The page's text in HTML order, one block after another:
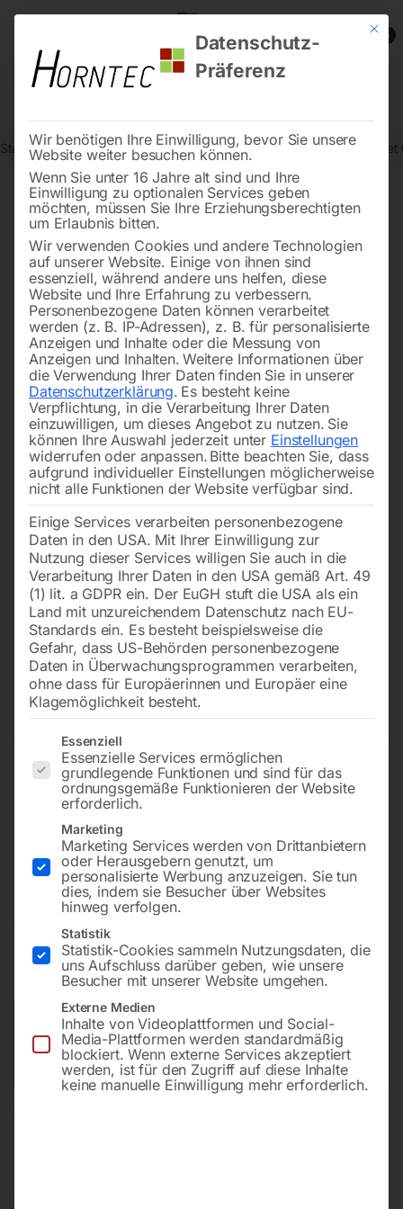
0
Start Werkstatttechnik Hebetechnik Permanent-Lasthebemagnet
Permanent-Lasthebemagnet 600
Tragfähigkeit 600 kg
Länge 271 mm
Breite 122 mm
Höhe 117 mm
inkl. MwSt. zzgl.Versandkosten
Lieferzeit:ca. 2 - 3 Tage
Versandkosten Standard (Österreich):€ 40,00
Bitte beachten Sie: Die Versandkosten gelten für Österreich.
Andere Länder können abweichen.
Mit
Datenschutz-
Präferenz
Wir benötigen Ihre Einwilligung, bevor Sie unsere
Website weiter besuchen können.
Wenn Sie unter 16 Jahre alt sind und Ihre
Einwilligung zu optionalen Services geben
möchten, müssen Sie Ihre Erziehungsberechtigten
um Erlaubnis bitten.
Wir verwenden Cookies und andere Technologien
auf unserer Website. Einige von ihnen sind
essenziell, während andere uns helfen, diese
Website und Ihre Erfahrung zu verbessern.
Personenbezogene Daten können verarbeitet
werden (z. B. IP-Adressen), z. B. für personalisierte
Anzeigen und Inhalte oder die Messung von
Anzeigen und Inhalten. Weitere Informationen über
die Verwendung Ihrer Daten finden Sie in unserer
Datenschutzerklärung. Es besteht keine
Verpflichtung, in die Verarbeitung Ihrer Daten
einzuwilligen, um dieses Angebot zu nutzen. Sie
können Ihre Auswahl jederzeit unter Einstellungen
widerrufen oder anpassen. Bitte beachten Sie, dass
aufgrund individueller Einstellungen möglicherweise
nicht alle Funktionen der Website verfügbar sind.
Einige Services verarbeiten personenbezogene
Daten in den USA. Mit Ihrer Einwilligung zur
Nutzung dieser Services willigen Sie auch in die
Verarbeitung Ihrer Daten in den USA gemäß Art. 49
(1) lit. a GDPR ein. Der EuGH stuft die USA als ein
Land mit unzureichendem Datenschutz nach EU-
Standards ein. Es besteht beispielsweise die
Gefahr, dass US-Behörden personenbezogene
Daten in Überwachungsprogrammen verarbeiten,
ohne dass für Europäerinnen und Europäer eine
Klagemöglichkeit besteht.
Es folgt eine Liste der Service-Gruppen, für die eine
Essenziell
Essenzielle Services ermöglichen
grundlegende Funktionen und sind für das
ordnungsgemäße Funktionieren der Website
erforderlich.
Marketing
Marketing Services werden von Drittanbietern
oder Herausgebern genutzt, um
personalisierte Werbung anzuzeigen. Sie tun
dies, indem sie Besucher über Websites
hinweg verfolgen.
Statistik
Statistik-Cookies sammeln Nutzungsdaten, die
uns Aufschluss darüber geben, wie unsere
Besucher mit unserer Website umgehen.
Externe Medien
Inhalte von Videoplattformen und Social-
Media-Plattformen werden standardmäßig
blockiert. Wenn externe Services akzeptiert
werden, ist für den Zugriff auf diese Inhalte
keine manuelle Einwilligung mehr erforderlich.